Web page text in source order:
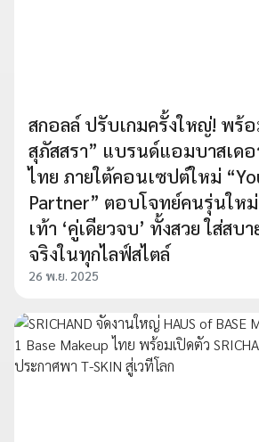
สกอลล์ ปรับเกมครั้งใหญ่! พร้อ
สุภัสสรา” แบรนด์แอมบาสเด
ไทย ภายใต้คอนเซปต์ใหม่
Partner” ตอบโจทย์คนรุ่นให
เท้า ‘คู่เดียวจบ’ ทั้งสวย ใส่สบ
จริงในทุกไลฟ์สไตล์
26 พ.ย. 2025